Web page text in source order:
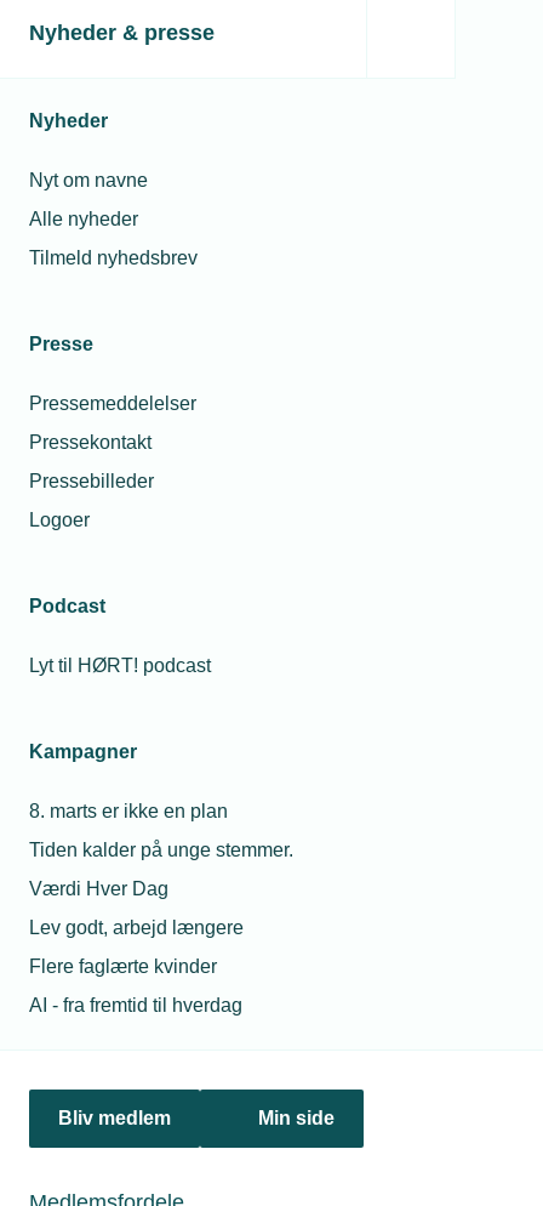
Nyheder & presse
Nyheder
Nyt om navne
Alle nyheder
Tilmeld nyhedsbrev
Presse
Pressemeddelelser
Pressekontakt
Pressebilleder
Logoer
Podcast
Lyt til HØRT! podcast
Kampagner
8. marts er ikke en plan
Tiden kalder på unge stemmer.
Værdi Hver Dag
Lev godt, arbejd længere
Flere faglærte kvinder
AI - fra fremtid til hverdag
Bliv medlem Min side
Politik & analyse
jura@tekniq.dk
tekniq@tekniq.dk